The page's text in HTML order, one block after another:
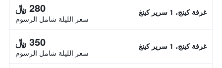
غرفة كينج، 1 سرير كينغ 280 ﷼
سعر الليلة شامل الرسوم
غرفة كينج، 1 سرير كينغ 350 ﷼
سعر الليلة شامل الرسوم